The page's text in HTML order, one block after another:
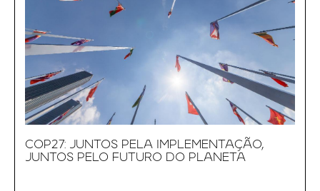
COP27: JUNTOS PELA IMPLEMENTAÇÃO,
JUNTOS PELO FUTURO DO PLANETA